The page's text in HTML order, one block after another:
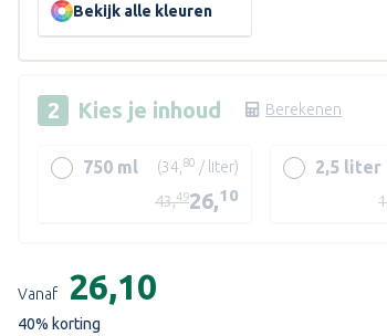
Bekijk alle kleuren
Kies je inhoud Berekenen
750 ml (34,80 / liter)
43,4926,10
2,5 liter
Vanaf €26,10
40% korting